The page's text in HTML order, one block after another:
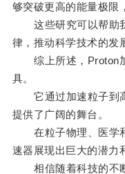
够突破更高的能量极限
这些研究可以帮助我
律，推动科学技术的发
综上所述，Proton加
具。
它通过加速粒子到高
提供了广阔的舞台。
在粒子物理、医学和
速器展现出巨大的潜力
相信随着科技的不断